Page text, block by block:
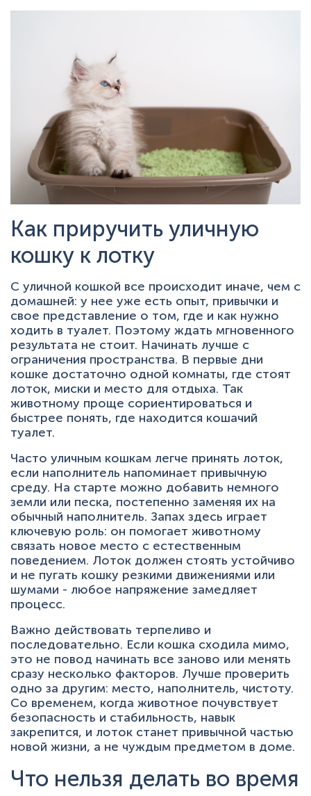
Как приручить уличную
кошку к лотку
С уличной кошкой все происходит иначе, чем с
домашней: у нее уже есть опыт, привычки и
свое представление о том, где и как нужно
ходить в туалет. Поэтому ждать мгновенного
результата не стоит. Начинать лучше с
ограничения пространства. В первые дни
кошке достаточно одной комнаты, где стоят
лоток, миски и место для отдыха. Так
животному проще сориентироваться и
быстрее понять, где находится кошачий
туалет.
Часто уличным кошкам легче принять лоток,
если наполнитель напоминает привычную
среду. На старте можно добавить немного
земли или песка, постепенно заменяя их на
обычный наполнитель. Запах здесь играет
ключевую роль: он помогает животному
связать новое место с естественным
поведением. Лоток должен стоять устойчиво
и не пугать кошку резкими движениями или
шумами - любое напряжение замедляет
процесс.
Важно действовать терпеливо и
последовательно. Если кошка сходила мимо,
это не повод начинать все заново или менять
сразу несколько факторов. Лучше проверить
одно за другим: место, наполнитель, чистоту.
Со временем, когда животное почувствует
безопасность и стабильность, навык
закрепится, и лоток станет привычной частью
новой жизни, а не чуждым предметом в доме.
Что нельзя делать во время